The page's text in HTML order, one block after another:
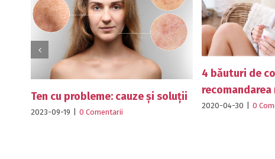
cauze și soluții
4 băuturi de consumat zilnic-
recomandarea medicilor!
0 Comentarii